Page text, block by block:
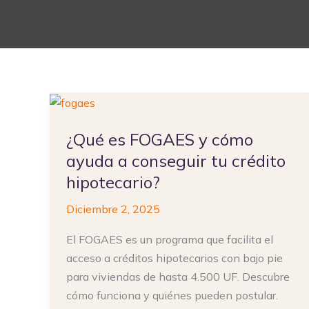
¿Qué es FOGAES y cómo
ayuda a conseguir tu crédito
hipotecario?
Diciembre 2, 2025
El FOGAES es un programa que facilita el
acceso a créditos hipotecarios con bajo pie
para viviendas de hasta 4.500 UF. Descubre
cómo funciona y quiénes pueden postular.
¿Qué
FOGAES
y
cómo
ayuda
a
hipotecario?